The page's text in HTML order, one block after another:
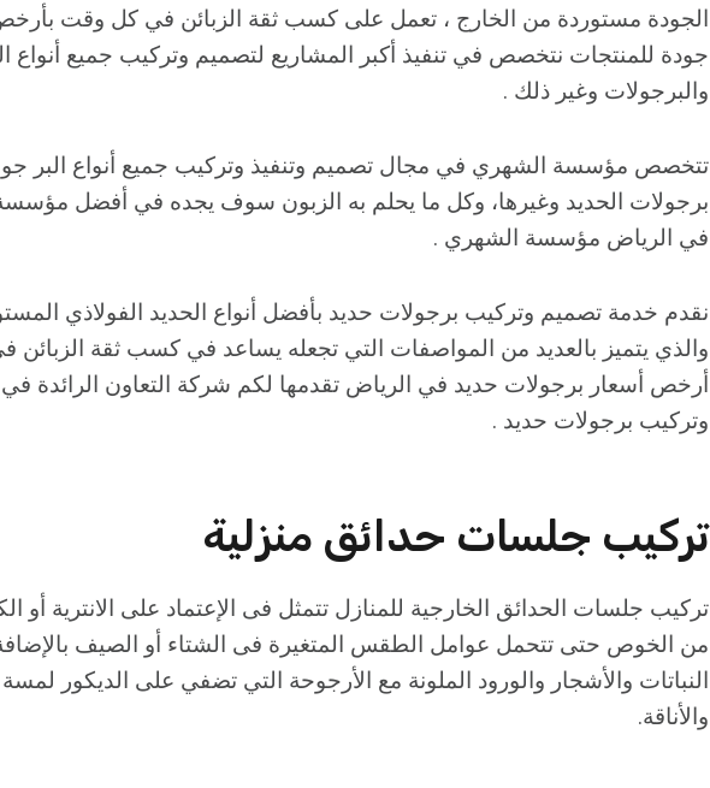
الجودة مستوردة من الخارج ، تعمل على كسب ثقة الزبائن في كل وقت
جودة للمنتجات نتخصص في تنفيذ أكبر المشاريع لتصميم وتركيب جميع أنواع
والبرجولات وغير ذلك .
تتخصص مؤسسة الشهري في مجال تصميم وتنفيذ وتركيب جميع أنواع البر
برجولات الحديد وغيرها، وكل ما يحلم به الزبون سوف يجده في أفضل
في الرياض مؤسسة الشهري .
نقدم خدمة تصميم وتركيب برجولات حديد بأفضل أنواع الحديد الفولاذي
والذي يتميز بالعديد من المواصفات التي تجعله يساعد في كسب ثقة
أرخص أسعار برجولات حديد في الرياض تقدمها لكم شركة التعاون الرائدة
وتركيب برجولات حديد .
تركيب جلسات حدائق منزلية
تركيب جلسات الحدائق الخارجية للمنازل تتمثل فى الإعتماد على الانترية أو
من الخوص حتى تتحمل عوامل الطقس المتغيرة فى الشتاء أو الصيف
النباتات والأشجار والورود الملونة مع الأرجوحة التي تضفي على الديكور
والأناقة.